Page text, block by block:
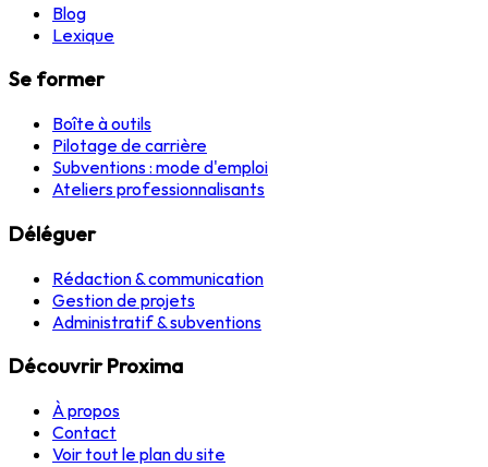
Blog
Lexique
Se former
Boîte à outils
Pilotage de carrière
Subventions : mode d'emploi
Ateliers professionnalisants
Déléguer
Rédaction & communication
Gestion de projets
Administratif & subventions
Découvrir Proxima
À propos
Contact
Voir tout le plan du site